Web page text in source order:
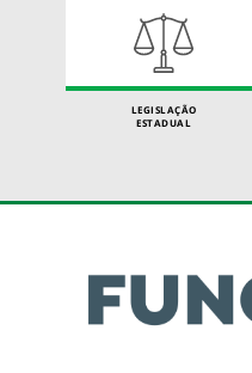
LEGISLAÇÃO
ESTADUAL